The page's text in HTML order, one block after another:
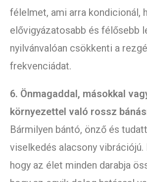
félelmet, ami arra kondicionál,
elővigyázatosabb és félősebb
nyilvánvalóan csökkenti a
frekvenciádat.
6. Önmagaddal, másokkal
környezettel való rossz
Bármilyen bántó, önző és
viselkedés alacsony vibrációjú.
hogy az élet minden darabja